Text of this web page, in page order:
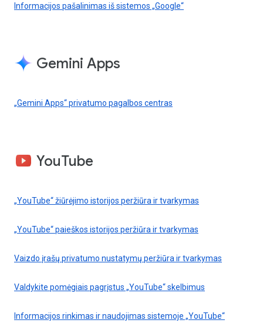
Informacijos pašalinimas iš sistemos „Google“
Gemini Apps
„Gemini Apps“ privatumo pagalbos centras
YouTube
„YouTube“ žiūrėjimo istorijos peržiūra ir tvarkymas
„YouTube“ paieškos istorijos peržiūra ir tvarkymas
Vaizdo įrašų privatumo nustatymų peržiūra ir tvarkymas
Valdykite pomėgiais pagrįstus „YouTube“ skelbimus
Informacijos rinkimas ir naudojimas sistemoje „YouTube“